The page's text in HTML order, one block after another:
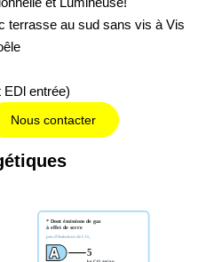
terrasse au sud sans vis à Vis
EDl entrée)
Nous contacter